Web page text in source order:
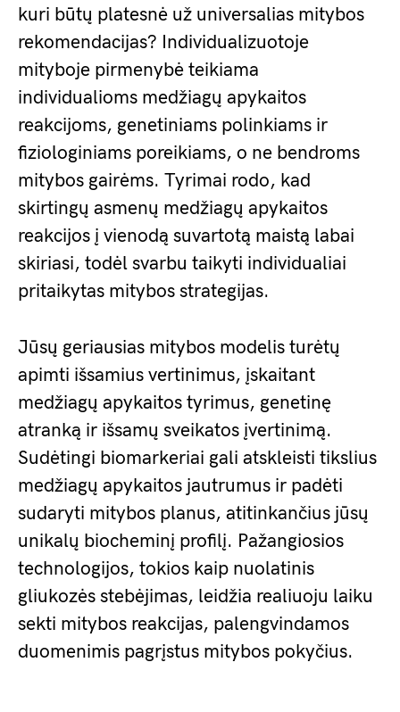
kuri būtų platesnė už universalias mitybos
rekomendacijas? Individualizuotoje
mityboje pirmenybė teikiama
individualioms medžiagų apykaitos
reakcijoms, genetiniams polinkiams ir
fiziologiniams poreikiams, o ne bendroms
mitybos gairėms. Tyrimai rodo, kad
skirtingų asmenų medžiagų apykaitos
reakcijos į vienodą suvartotą maistą labai
skiriasi, todėl svarbu taikyti individualiai
pritaikytas mitybos strategijas.
Jūsų geriausias mitybos modelis turėtų
apimti išsamius vertinimus, įskaitant
medžiagų apykaitos tyrimus, genetinę
atranką ir išsamų sveikatos įvertinimą.
Sudėtingi biomarkeriai gali atskleisti tikslius
medžiagų apykaitos jautrumus ir padėti
sudaryti mitybos planus, atitinkančius jūsų
unikalų biocheminį profilį. Pažangiosios
technologijos, tokios kaip nuolatinis
gliukozės stebėjimas, leidžia realiuoju laiku
sekti mitybos reakcijas, palengvindamos
duomenimis pagrįstus mitybos pokyčius.